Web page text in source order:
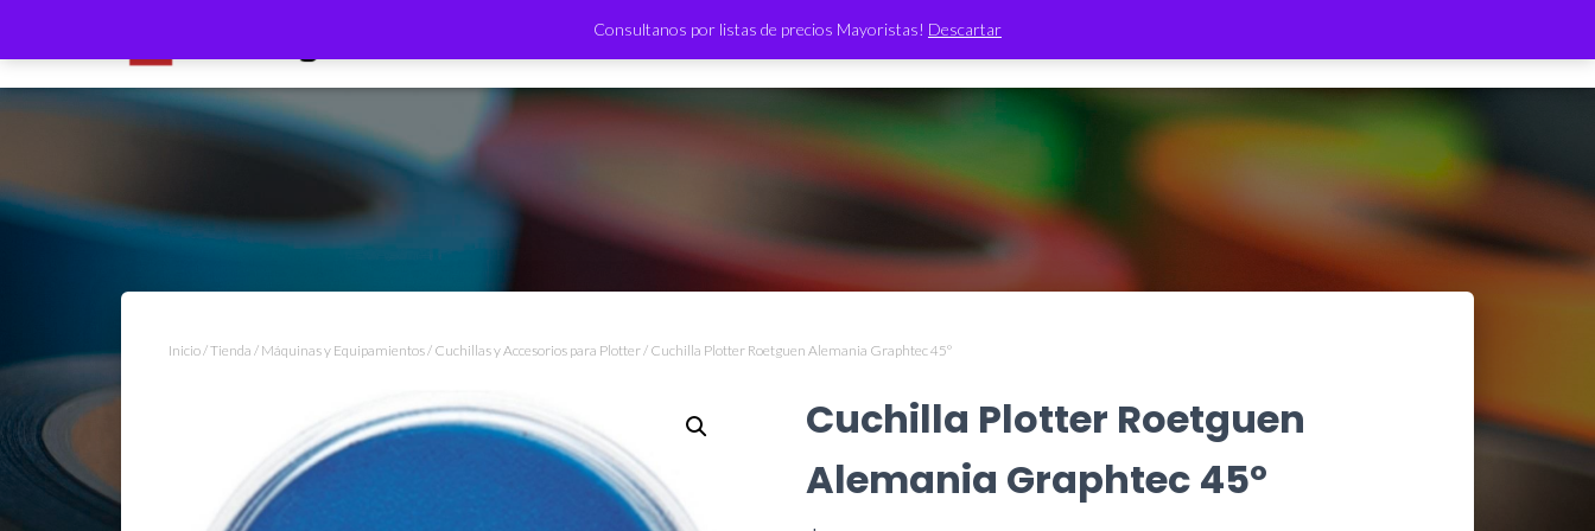
Consultanos por listas de precios Mayoristas! Descartar
TIENDA
Inicio/Tienda / Máquinas y Equipamientos/ Cuchillas y Accesorios para Plotter/ Cuchilla Plotter Roetguen Alemania Graphtec 45º
Cuchilla Plotter Roetguen
Alemania Graphtec 45º